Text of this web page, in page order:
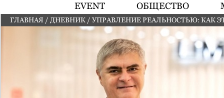
EVENT ОБЩЕСТВО
ГЛАВНАЯ / ДНЕВНИК / УПРАВЛЕНИЕ РЕАЛЬНОСТЬЮ: КАК